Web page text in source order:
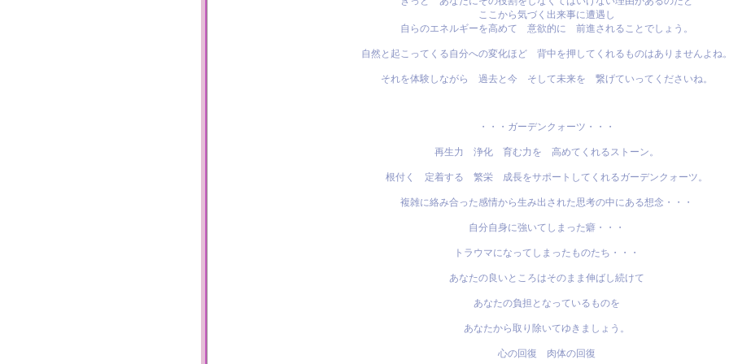
ここから気づく出来事に遭遇し
自らのエネルギーを高めて 意欲的に 前進されることでしょう。
自然と起こってくる自分への変化ほど 背中を押してくれるものはありませんよね
それを体験しながら 過去と今 そして未来を 繋げていってくださいね。
・・・ガーデンクォーツ・・・
再生力 浄化 育む力を 高めてくれるストーン。
根付く 定着する 繁栄 成長をサポートしてくれるガーデンクォーツ。
複雑に絡み合った感情から生み出された思考の中にある想念・・・
自分自身に強いてしまった癖・・・
トラウマになってしまったものたち・・・
あなたの良いところはそのまま伸ばし続けて
あなたの負担となっているものを
あなたから取り除いてゆきましょう。
心の回復 肉体の回復